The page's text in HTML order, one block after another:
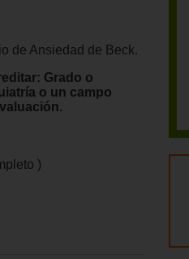
de Ansiedad de Beck.
Grado o
o un campo
)